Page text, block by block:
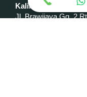
Kaliri
Jl. Brawijaya Gg. 2